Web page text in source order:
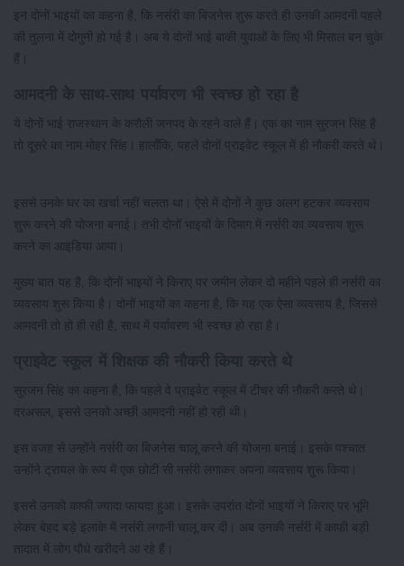
इन दोनों भाइयों का कहना है, कि नर्सरी का बिजनेस शुरू करते ही उनकी आमदनी पहले
की तुलना में दोगुनी हो गई है। अब ये दोनों भाई बाकी युवाओं के लिए भी मिसाल बन चुके
हैं।
ये दोनों भाई राजस्थान के करौली जनपद के रहने वाले हैं। एक का नाम सुरजन सिंह है
तो दूसरे का नाम मोहर सिंह। हालाँकि, पहले दोनों प्राइवेट स्कूल में ही नौकरी करते थे।
इससे उनके घर का खर्चा नहीं चलता था। ऐसे में दोनों ने कुछ अलग हटकर व्यवसाय
शुरू करने की योजना बनाई। तभी दोनों भाइयों के दिमाग में नर्सरी का व्यवसाय शुरू
करने का आइडिया आया।
मुख्य बात यह है, कि दोनों भाइयों ने किराए पर जमीन लेकर दो महीने पहले ही नर्सरी का
व्यवसाय शुरू किया है। दोनों भाइयों का कहना है, कि यह एक ऐसा व्यवसाय है, जिससे
आमदनी तो हो ही रही है, साथ में पर्यावरण भी स्वच्छ हो रहा है।
सुरजन सिंह का कहना है, कि पहले वे प्राइवेट स्कूल में टीचर की नौकरी करते थे।
दरअसल, इससे उनको अच्छी आमदनी नहीं हो रही थी।
इस वजह से उन्होंने नर्सरी का बिजनेस चालू करने की योजना बनाई। इसके पश्चात
उन्होंने ट्रायल के रूप में एक छोटी सी नर्सरी लगाकर अपना व्यवसाय शुरू किया।
इससे उनको काफी ज्यादा फायदा हुआ। इसके उपरांत दोनों भाइयों ने किराए पर भूमि
लेकर बेहद बड़े इलाके में नर्सरी लगानी चालू कर दी। अब उनकी नर्सरी में काफी बड़ी
तादात में लोग पौधे खरीदने आ रहे हैं।